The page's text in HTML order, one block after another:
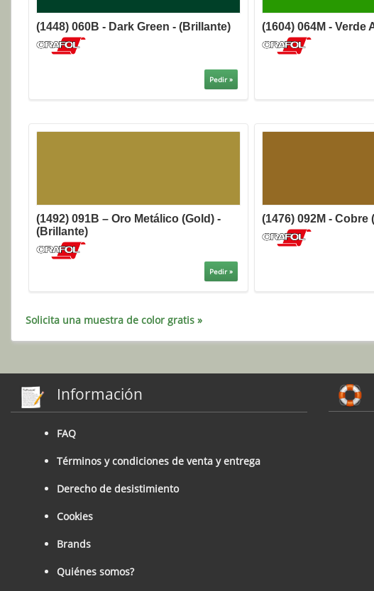
(1448) 060B - Dark Green - (Brillante)
Pedir »
(1604) 064M - Verde
(1492) 091B – Oro Metálico (Gold) -
(Brillante)
Pedir »
(1476) 092M - Cobre
Solicita una muestra de color gratis »
Información
FAQ
Términos y condiciones de venta y entrega
Derecho de desistimiento
Cookies
Brands
Quiénes somos?